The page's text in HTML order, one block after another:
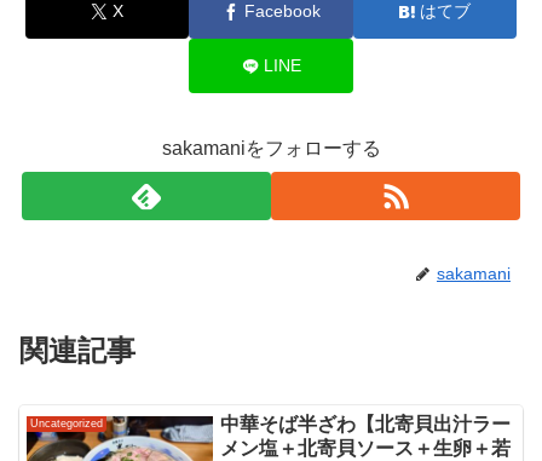
X Facebook はてブ
LINE
sakamaniをフォローする
sakamani
関連記事
Uncategorized
中華そば半ざわ【北寄貝出汁ラー
メン塩＋北寄貝ソース＋生卵＋若